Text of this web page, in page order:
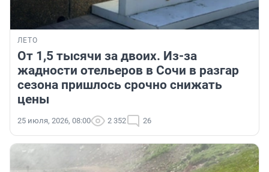
ЛЕТО
От 1,5 тысячи за двоих. Из-за
жадности отельеров в Сочи в разгар
сезона пришлось срочно снижать
цены
25 июля, 2026, 08:00 2 352 26